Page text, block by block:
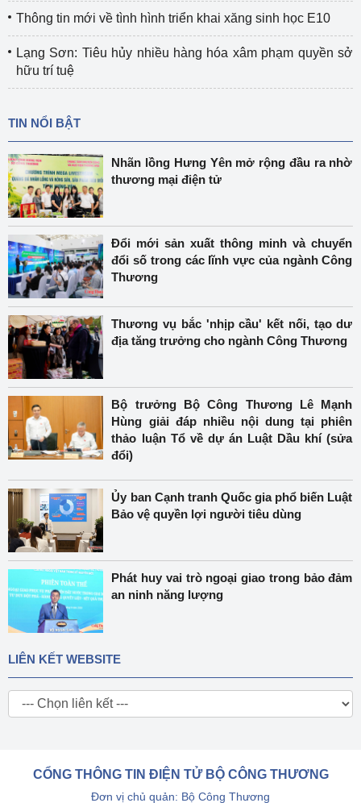
Thông tin mới về tình hình triển khai xăng sinh học E10
Lạng Sơn: Tiêu hủy nhiều hàng hóa xâm phạm quyền sở
hữu trí tuệ
TIN NỔI BẬT
Nhãn lồng Hưng Yên mở rộng đầu ra nhờ
thương mại điện tử
Đổi mới sản xuất thông minh và chuyển
đổi số trong các lĩnh vực của ngành Công
Thương
Thương vụ bắc 'nhịp cầu' kết nối, tạo dư
địa tăng trưởng cho ngành Công Thương
Bộ trưởng Bộ Công Thương Lê Mạnh
Hùng giải đáp nhiều nội dung tại phiên
thảo luận Tổ về dự án Luật Dầu khí (sửa
đổi)
Ủy ban Cạnh tranh Quốc gia phổ biến Luật
Bảo vệ quyền lợi người tiêu dùng
Phát huy vai trò ngoại giao trong bảo đảm
an ninh năng lượng
LIÊN KẾT WEBSITE
CỔNG THÔNG TIN ĐIỆN TỬ BỘ CÔNG THƯƠNG
Đơn vị chủ quản: Bộ Công Thương